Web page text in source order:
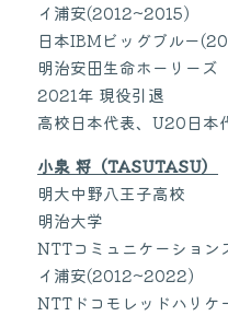
イ浦安(2012~2015)
日本IBMビッグブルー
明治安田生命ホーリーズ
2021年 現役引退
高校日本代表、U20日本
小泉 将（TASUTASU）
明大中野八王子高校
明治大学
NTTコミュニケーション
イ浦安(2012~2022)
NTTドコモレッドハリ